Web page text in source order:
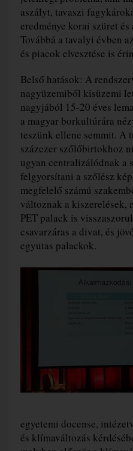
aszályt, tavaszi
eredménye korai szüret
Továbbá a tavalyi évben
és piacok elvesztése is
Belső hatások: A
nagyüzemiből kisüzemi
nagyjából 15-20 éves
a magyar borkultúrára
teszünk ellene semmit. A
százezer szőlőbirtokhoz
ugyan centralizálódnak a
felgyorsítani a szőlész
megfelelő számú
változnak a kiszerelések,
PET palack is
csavarzáras a divat, és
egyutas palackok.
egyetemi docense,
és klímaváltozás